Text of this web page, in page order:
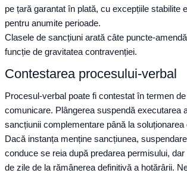
pe țară garantat în plată, cu excepțiile stabilite
pentru anumite perioade.
Clasele de sancțiuni arată câte puncte-
funcție de gravitatea contravenției.
Contestarea procesului-verbal
Procesul-verbal poate fi contestat în termen
comunicare. Plângerea suspendă executarea
sancțiunii complementare până la soluționarea
Dacă instanța menține sancțiunea,
conduce se reia după predarea permisului,
de zile de la rămânerea definitivă a hotărârii.